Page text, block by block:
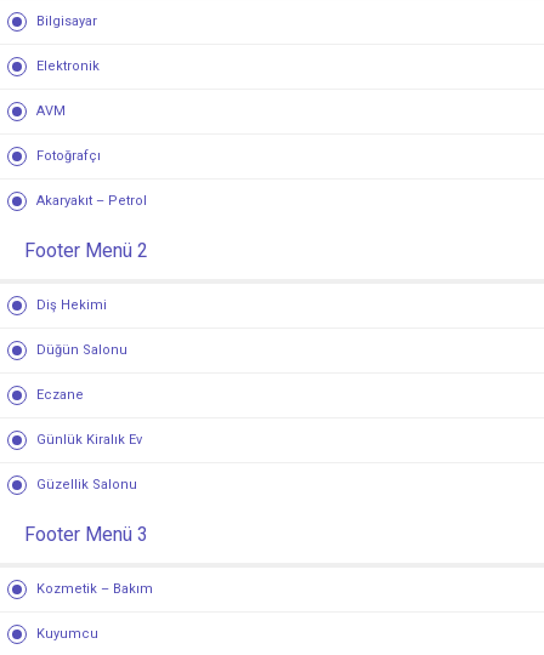
Bilgisayar
Elektronik
AVM
Fotoğrafçı
Akaryakıt – Petrol
Footer Menü 2
Diş Hekimi
Düğün Salonu
Eczane
Günlük Kiralık Ev
Güzellik Salonu
Footer Menü 3
Kozmetik – Bakım
Kuyumcu